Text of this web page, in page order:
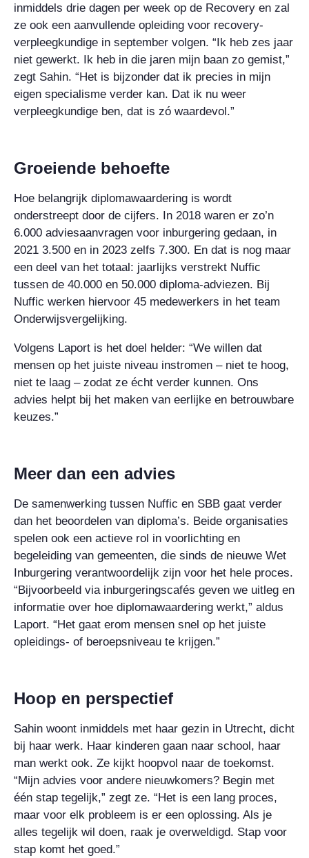
inmiddels drie dagen per week op de Recovery en zal
ze ook een aanvullende opleiding voor recovery-
verpleegkundige in september volgen. “Ik heb zes jaar
niet gewerkt. Ik heb in die jaren mijn baan zo gemist,”
zegt Sahin. “Het is bijzonder dat ik precies in mijn
eigen specialisme verder kan. Dat ik nu weer
verpleegkundige ben, dat is zó waardevol.”
Groeiende behoefte
Hoe belangrijk diplomawaardering is wordt
onderstreept door de cijfers. In 2018 waren er zo’n
6.000 adviesaanvragen voor inburgering gedaan, in
2021 3.500 en in 2023 zelfs 7.300. En dat is nog maar
een deel van het totaal: jaarlijks verstrekt Nuffic
tussen de 40.000 en 50.000 diploma-adviezen. Bij
Nuffic werken hiervoor 45 medewerkers in het team
Onderwijsvergelijking.
Volgens Laport is het doel helder: “We willen dat
mensen op het juiste niveau instromen – niet te hoog,
niet te laag – zodat ze écht verder kunnen. Ons
advies helpt bij het maken van eerlijke en betrouwbare
keuzes.”
Meer dan een advies
De samenwerking tussen Nuffic en SBB gaat verder
dan het beoordelen van diploma’s. Beide organisaties
spelen ook een actieve rol in voorlichting en
begeleiding van gemeenten, die sinds de nieuwe Wet
Inburgering verantwoordelijk zijn voor het hele proces.
“Bijvoorbeeld via inburgeringscafés geven we uitleg en
informatie over hoe diplomawaardering werkt,” aldus
Laport. “Het gaat erom mensen snel op het juiste
opleidings- of beroepsniveau te krijgen.”
Hoop en perspectief
Sahin woont inmiddels met haar gezin in Utrecht, dicht
bij haar werk. Haar kinderen gaan naar school, haar
man werkt ook. Ze kijkt hoopvol naar de toekomst.
“Mijn advies voor andere nieuwkomers? Begin met
één stap tegelijk,” zegt ze. “Het is een lang proces,
maar voor elk probleem is er een oplossing. Als je
alles tegelijk wil doen, raak je overweldigd. Stap voor
stap komt het goed.”